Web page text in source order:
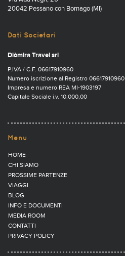
20042 Pessano con Bornago (MI)
Dati Societari
Diòmira Travel srl
P.IVA / C.F. 06617910960
Numero iscrizione al Registro 06617910960
Impresa e numero REA MI-1903197
Capitale Sociale i.v. 10.000,00
Menu
HOME
CHI SIAMO
PROSSIME PARTENZE
VIAGGI
BLOG
INFO E DOCUMENTI
MEDIA ROOM
CONTATTI
PRIVACY POLICY